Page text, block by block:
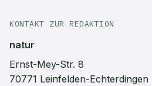
KONTAKT ZUR REDAKTION
natur
Ernst-Mey-Str. 8
70771 Leinfelden-Echterdingen